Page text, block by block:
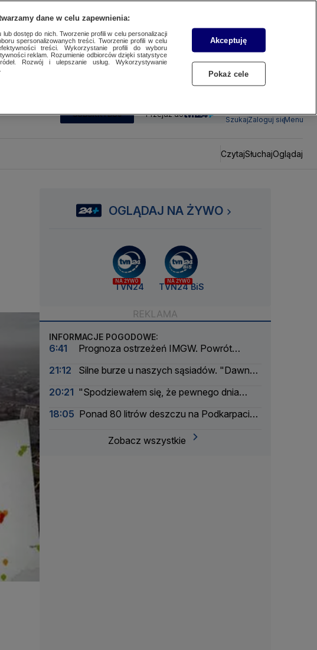
SUBSKRYBUJ Przejdź do
SzukajZaloguj sięMenu
CzytajSłuchajOglądaj
OGLĄDAJ NA ŻYWO
NA ŻYWO
TVN24
NA ŻYWO
TVN24 BiS
INFORMACJE POGODOWE:
6:41
Prognoza ostrzeżeń IMGW. Powrót
21:12
Silne burze u naszych sąsiadów. "Dawno
20:21 "Spodziewałem się, że pewnego dnia
18:05 Ponad 80 litrów deszczu na Podkarpaciu.
Zobacz wszystkie
dane w celu zapewnienia:
dostęp do nich. Tworzenie profili w celu personalizacji
spersonalizowanych treści. Tworzenie profili w celu
treści. Wykorzystanie profili do wyboru
reklam. Rozumienie odbiorców dzięki statystyce
Rozwój i ulepszanie usług. Wykorzystywanie
Akceptuję
Pokaż cele